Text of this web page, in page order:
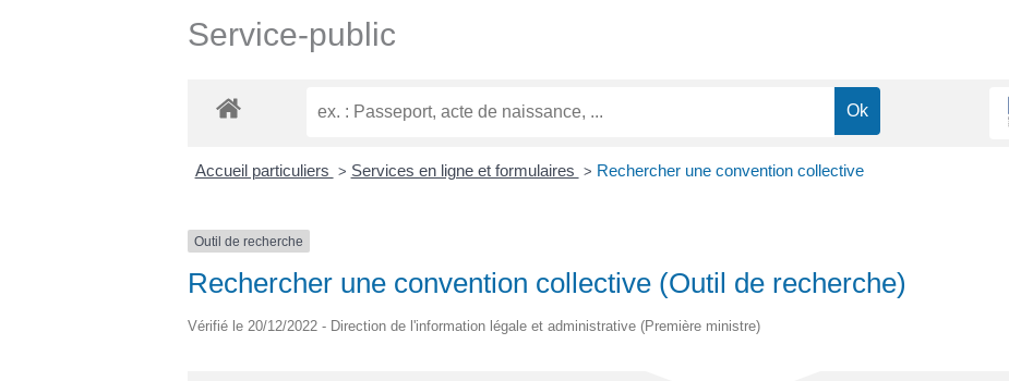
Service-public
Accueil particuliers > Services en ligne et formulaires > Rechercher une convention collective
Outil de recherche
Rechercher une convention collective (Outil de recherche)
Vérifié le 20/12/2022 - Direction de l'information légale et administrative (Première ministre)